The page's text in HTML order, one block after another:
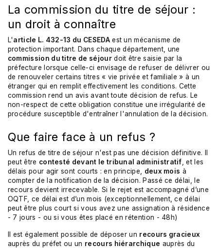
La commission du titre de séjour :
un droit à connaître
L'article L. 432-13 du CESEDAest un mécanisme de
protection important. Dans chaque département, une
commission du titre de séjourdoit être saisie par la
préfecture lorsque celle-ci envisage de refuser de délivrer ou
de renouveler certains titres « vie privée et familiale » à un
étranger qui en remplit effectivement les conditions. Cette
commission rend un avis avant toute décision de refus. Le
non-respect de cette obligation constitue une irrégularité de
procédure susceptible d'entraîner l'annulation de la décision.
Que faire face à un refus ?
Un refus de titre de séjour n'est pas une décision définitive. Il
peut être contesté devant le tribunal administratif , et les
délais pour agir sont courts : en principe, deux mois à
compter de la notification de la décision. Passé ce délai, le
recours devient irrecevable. Si le rejet est accompagné d’une
OQTF, ce délai est d’un mois (exceptionnellement, ce délai
peut être plus court si vous avez une assignation à résidence
- 7 jours - ou si vous êtes placé en rétention - 48h)
Il est également possible de déposer un recours gracieux
auprès du préfet ou un recours hiérarchique auprès du